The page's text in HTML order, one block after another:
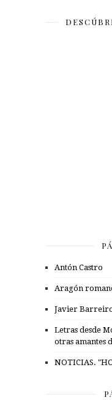
Antón Castro
Aragón
Javier
Letras desde
otras amantes
NOTICIAS.